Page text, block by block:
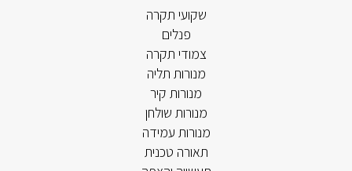
שקועי תקרה
פנלים
צמודי תקרה
מנורות תליה
מנורות קיר
מנורות שולחן
מנורות עמידה
תאורה טכנית